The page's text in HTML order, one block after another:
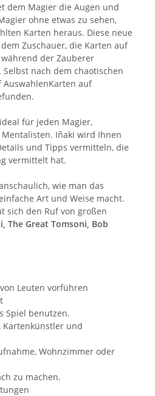
dem Magier die Augen und
ohne etwas zu sehen,
Karten heraus. Diese neue
Zuschauer, die Karten auf
der Zauberer
nach dem chaotischen
auf
für jeden Magier,
Iñaki wird Ihnen
und Tipps vermitteln, die
vermittelt hat.
wie man das
Art und Weise macht.
sich den Ruf von großen
The Great Tomsoni, Bob
Leuten vorführen
Spiel benutzen.
und
Wohnzimmer oder
zu machen.